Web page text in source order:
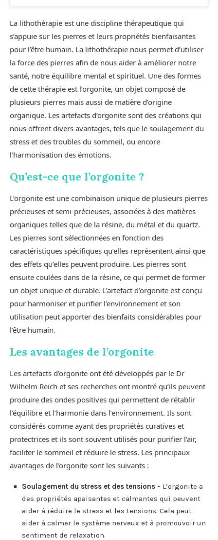
La lithothérapie est une discipline thérapeutique qui
s’appuie sur les pierres et leurs propriétés bienfaisantes
pour l’être humain. La lithothérapie nous permet d’utiliser
la force des pierres afin de nous aider à améliorer notre
santé, notre équilibre mental et spirituel. Une des formes
de cette thérapie est l’orgonite, un objet composé de
plusieurs pierres mais aussi de matière d’origine
organique. Les artefacts d’orgonite sont des créations qui
nous offrent divers avantages, tels que le soulagement du
stress et des troubles du sommeil, ou encore
l’harmonisation des émotions.
Qu’est-ce que l’orgonite ?
L’orgonite est une combinaison unique de plusieurs pierres
précieuses et semi-précieuses, associées à des matières
organiques telles que de la résine, du métal et du quartz.
Les pierres sont sélectionnées en fonction des
caractéristiques spécifiques qu’elles représentent ainsi que
des effets qu’elles peuvent produire. Les pierres sont
ensuite coulées dans de la résine, ce qui permet de former
un objet unique et durable. L’artefact d’orgonite est conçu
pour harmoniser et purifier l’environnement et son
utilisation peut apporter des bienfaits considérables pour
l’être humain.
Les avantages de l’orgonite
Les artefacts d’orgonite ont été développés par le Dr
Wilhelm Reich et ses recherches ont montré qu’ils peuvent
produire des ondes positives qui permettent de rétablir
l’équilibre et l’harmonie dans l’environnement. Ils sont
considérés comme ayant des propriétés curatives et
protectrices et ils sont souvent utilisés pour purifier l’air,
faciliter le sommeil et réduire le stress. Les principaux
avantages de l’orgonite sont les suivants :
Soulagement du stress et des tensions – L’orgonite a
des propriétés apaisantes et calmantes qui peuvent
aider à réduire le stress et les tensions. Cela peut
aider à calmer le système nerveux et à promouvoir un
sentiment de relaxation.